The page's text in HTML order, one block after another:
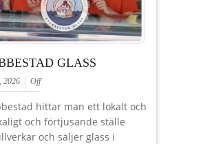
GLASS
2026 Off
hittar man ett lokalt och
och förtjusande ställe
och säljer glass i